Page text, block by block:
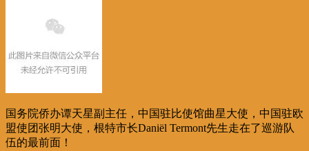
国务院侨办谭天星副主任，中国驻比使馆曲星大使，中国驻欧
盟使团张明大使，根特市长Daniël Termont先生走在了巡游队
伍的最前面！